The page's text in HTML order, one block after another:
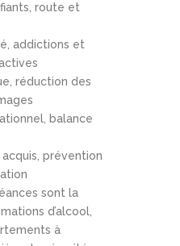
route et
addictions et
réduction des
balance
prévention
sont la
d’alcool,
à